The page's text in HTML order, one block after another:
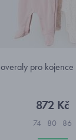
pro
872 Kč
74 80 86